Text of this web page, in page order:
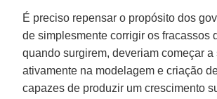
É preciso repensar o propósito dos
de simplesmente corrigir os fracassos
quando surgirem, deveriam começar a
ativamente na modelagem e criação
capazes de produzir um crescimento